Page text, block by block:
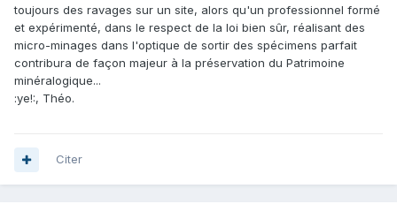
toujours des ravages sur un site, alors qu'un professionnel formé
et expérimenté, dans le respect de la loi bien sûr, réalisant des
micro-minages dans l'optique de sortir des spécimens parfait
contribura de façon majeur à la préservation du Patrimoine
minéralogique...
:ye!:, Théo.
Citer